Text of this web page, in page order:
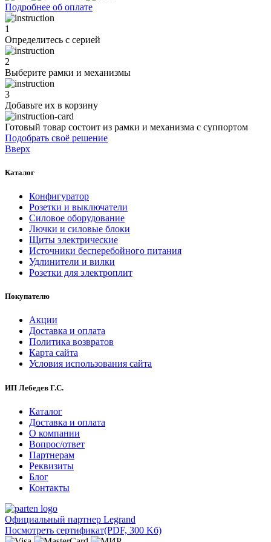
Подробнее об оплате
1
Определитесь с серией
2
Выберите рамки и механизмы
3
Добавьте их в корзину
Готовый товар состоит из рамки и механизма с суппортом
Подобрать своё решение
Вверх
Каталог
Конфигуратор
Розетки и выключатели
Силовое оборудование
Лючки и силовые блоки
Щиты электрические
Источники бесперебойного питания
Удлинители и вилки
Розетки для электроплит
Покупателю
Акции
Доставка и оплата
Политика возвратов
Карта сайта
Условия использования сайта
ИП Лебедев Г.С.
Каталог
Доставка и оплата
О компании
Вопрос/ответ
Партнерам
Реквизиты
Блог
Контакты
Официальный партнер Legrand
Посмотреть сертификат(PDF, 300 Kб)